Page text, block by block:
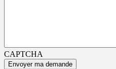
CAPTCHA